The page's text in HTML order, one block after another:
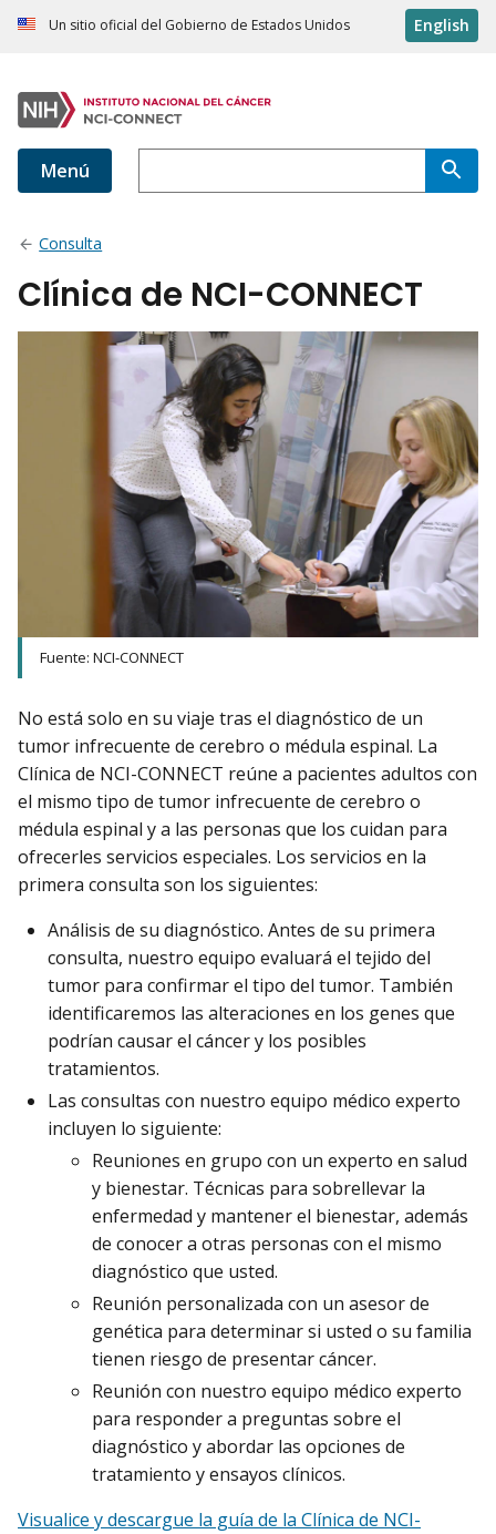
Un sitio oficial del Gobierno de Estados Unidos English
Menú
Consulta
Clínica de NCI-CONNECT
Fuente: NCI-CONNECT
No está solo en su viaje tras el diagnóstico de un
tumor infrecuente de cerebro o médula espinal. La
Clínica de NCI-CONNECT reúne a pacientes adultos con
el mismo tipo de tumor infrecuente de cerebro o
médula espinal y a las personas que los cuidan para
ofrecerles servicios especiales. Los servicios en la
primera consulta son los siguientes:
Análisis de su diagnóstico. Antes de su primera
consulta, nuestro equipo evaluará el tejido del
tumor para confirmar el tipo del tumor. También
identificaremos las alteraciones en los genes que
podrían causar el cáncer y los posibles
tratamientos.
Las consultas con nuestro equipo médico experto
incluyen lo siguiente:
Reuniones en grupo con un experto en salud
y bienestar. Técnicas para sobrellevar la
enfermedad y mantener el bienestar, además
de conocer a otras personas con el mismo
diagnóstico que usted.
Reunión personalizada con un asesor de
genética para determinar si usted o su familia
tienen riesgo de presentar cáncer.
Reunión con nuestro equipo médico experto
para responder a preguntas sobre el
diagnóstico y abordar las opciones de
tratamiento y ensayos clínicos.
Visualice y descargue la guía de la Clínica de NCI-